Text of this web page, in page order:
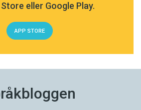
eller Google Play.
APP STORE